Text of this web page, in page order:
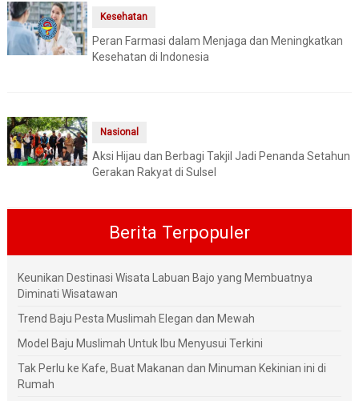
Kesehatan
Peran Farmasi dalam Menjaga dan Meningkatkan
Kesehatan di Indonesia
Nasional
Aksi Hijau dan Berbagi Takjil Jadi Penanda Setahun
Gerakan Rakyat di Sulsel
Berita Terpopuler
Keunikan Destinasi Wisata Labuan Bajo yang Membuatnya
Diminati Wisatawan
Trend Baju Pesta Muslimah Elegan dan Mewah
Model Baju Muslimah Untuk Ibu Menyusui Terkini
Tak Perlu ke Kafe, Buat Makanan dan Minuman Kekinian ini di
Rumah